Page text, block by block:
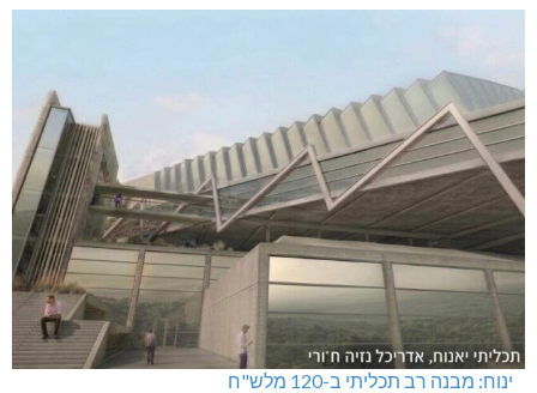
ינוח: מבנה רב תכליתי ב-120 מלש"ח